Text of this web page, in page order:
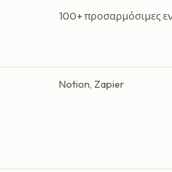
100+ προσαρμόσιμες
Notion, Zapier